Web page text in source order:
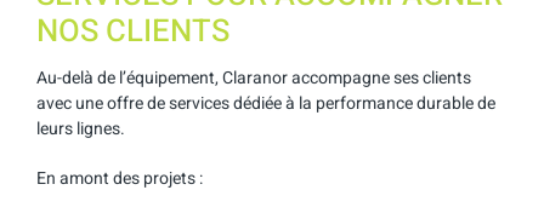
NOS CLIENTS
Au-delà de l’équipement, Claranor accompagne ses clients
avec une offre de services dédiée à la performance durable de
leurs lignes.
En amont des projets :